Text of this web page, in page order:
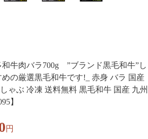
和牛肉バラ700g ”ブランド黒毛和牛”し
の厳選黒毛和牛です!_ 赤身 バラ 国産
ゃぶ 冷凍 送料無料 黒毛和牛 国産 九州
】
円